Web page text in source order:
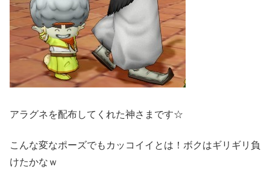
アラグネを配布してくれた神さまです☆
こんな変なポーズでもカッコイイとは！ボクはギリギリ負
けたかなｗ